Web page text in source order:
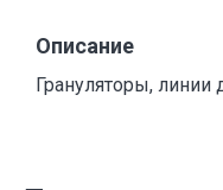
Описание
Грануляторы, линии